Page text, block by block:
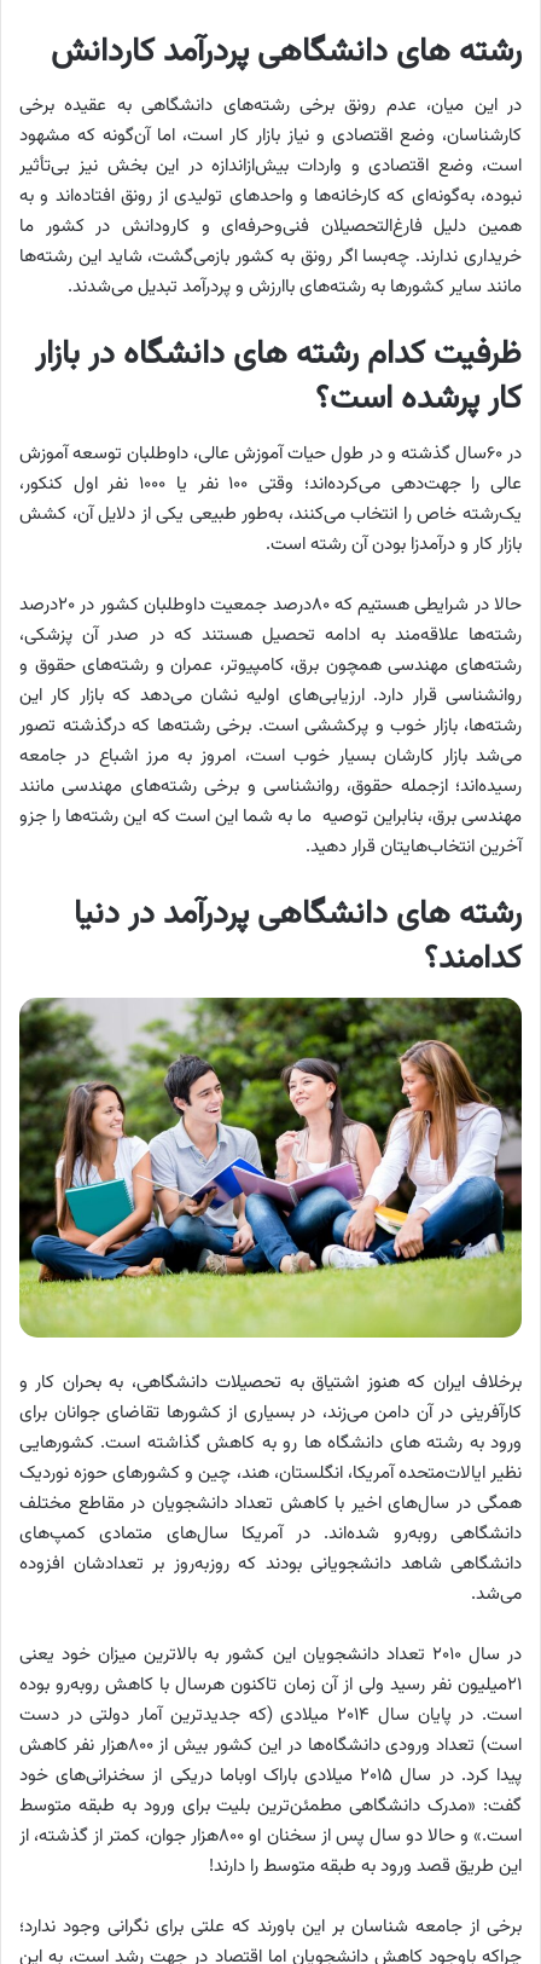
رشته های دانشگاهی پردرآمد کاردانش
در این میان، عدم رونق برخی رشته‌های دانشگاهی به عقیده برخی
کارشناسان، وضع اقتصادی و نیاز بازار کار است، اما آن‌گونه که مشهود
است، وضع اقتصادی و واردات بیش‌ازاندازه در این بخش نیز بی‌تأثیر
نبوده، به‌گونه‌ای که کارخانه‌ها و واحدهای تولیدی از رونق افتاده‌اند و به
همین‌ دلیل فارغ‌التحصیلان فنی‌وحرفه‌ای و کارودانش در کشور ما
خریداری ندارند. چه‌بسا اگر رونق به کشور بازمی‌گشت، شاید این رشته‌ها
مانند سایر کشورها به رشته‌های باارزش و پردرآمد تبدیل می‌شدند.
ظرفیت کدام رشته های دانشگاه در بازار
کار پرشده است؟
در ۶۰‌سال گذشته و در طول حیات آموزش عالی، داوطلبان توسعه آموزش
عالی را جهت‌دهی می‌کرده‌اند؛ وقتی ۱۰۰ نفر یا ۱۰۰۰ نفر اول کنکور،
یک‌رشته خاص را انتخاب می‌کنند، به‌طور طبیعی یکی از دلایل آن، کشش
بازار کار و درآمدزا بودن آن رشته است.
حالا در شرایطی هستیم که ۸۰‌درصد جمعیت داوطلبان کشور در ۲۰‌درصد
رشته‌ها علاقه‌مند به ادامه تحصیل هستند که در صدر آن پزشکی،
رشته‌های مهندسی همچون برق، کامپیوتر، عمران و رشته‌های حقوق و
روانشناسی قرار دارد. ارزیابی‌های اولیه نشان می‌دهد که بازار کار این
رشته‌ها، بازار خوب و پرکششی است. برخی رشته‌ها که درگذشته تصور
می‌شد بازار کارشان بسیار خوب است، امروز به مرز اشباع در جامعه
رسیده‌اند؛ ازجمله حقوق، روانشناسی و برخی رشته‌های مهندسی مانند
مهندسی برق، بنابراین توصیه ما به شما این است که این رشته‌ها را جزو
آخرین انتخاب‌هایتان قرار دهید.
رشته های دانشگاهی پردرآمد در دنیا
کدامند؟
برخلاف ایران که هنوز اشتیاق به تحصیلات دانشگاهی، به بحران کار و
کارآفرینی در آن دامن می‌زند، در بسیاری از کشورها تقاضای جوانان برای
ورود به رشته های دانشگاه ها رو به کاهش گذاشته است. کشورهایی
نظیر ایالات‌متحده آمریکا، انگلستان، هند، چین و کشورهای حوزه نوردیک
همگی در سال‌های اخیر با کاهش تعداد دانشجویان در مقاطع مختلف
دانشگاهی روبه‌رو شده‌اند. در آمریکا سال‌های متمادی کمپ‌های
دانشگاهی شاهد دانشجویانی بودند که روز‌به‌روز بر تعدادشان افزوده
می‌شد.
در ‌سال ۲۰۱۰ تعداد دانشجویان این کشور به بالاترین میزان خود یعنی
۲۱‌میلیون نفر رسید ولی از آن زمان تاکنون هرسال با کاهش روبه‌رو بوده
است. در پایان ‌سال ۲۰۱۴ میلادی (که جدیدترین آمار دولتی در دست
است) تعداد ورودی دانشگاه‌ها در این کشور بیش از ۸۰۰‌هزار نفر کاهش
پیدا کرد. در‌ سال ۲۰۱۵ میلادی باراک اوباما دریکی از سخنرانی‌های خود
گفت: «مدرک دانشگاهی مطمئن‌ترین بلیت برای ورود به طبقه متوسط
است.» و حالا دو‌ سال پس از سخنان او ۸۰۰‌هزار جوان، کمتر از گذشته، از
این طریق قصد ورود به طبقه متوسط را دارند!
برخی از جامعه شناسان بر این باورند که علتی برای نگرانی وجود ندارد؛
چراکه باوجود کاهش دانشجویان اما اقتصاد در جهت رشد است، به این